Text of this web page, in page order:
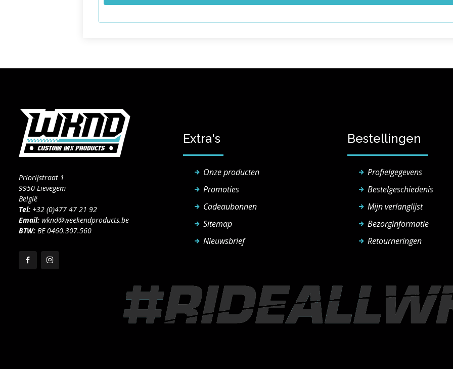
Priorijstraat 1
9950 Lievegem
België
Tel: +32 (0)477 47 21 92
Email: wknd@weekendproducts.be
BTW: BE 0460.307.560
Extra's
Onze producten
Promoties
Cadeaubonnen
Sitemap
Nieuwsbrief
Bestellingen
Profielgegevens
Bestelgeschiedenis
Mijn verlanglijst
Bezorginformatie
Retourneringen